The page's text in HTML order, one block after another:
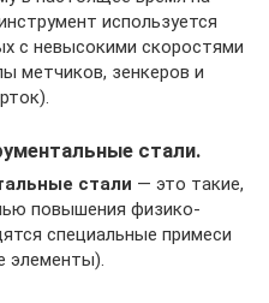
используется
с невысокими скоростями
метчиков, зенкеров и
стали.
стали — это такие,
повышения физико-
специальные примеси
элементы).